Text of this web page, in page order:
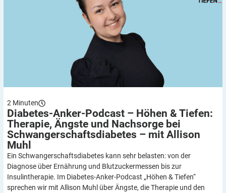
2 Minuten
Diabetes-Anker-Podcast – Höhen & Tiefen:
Therapie, Ängste und Nachsorge bei
Schwangerschafts­diabetes – mit Allison
Muhl
Ein Schwangerschaftsdiabetes kann sehr belasten: von der
Diagnose über Ernährung und Blutzuckermessen bis zur
Insulintherapie. Im Diabetes-Anker-Podcast „Höhen & Tiefen“
sprechen wir mit Allison Muhl über Ängste, die Therapie und den